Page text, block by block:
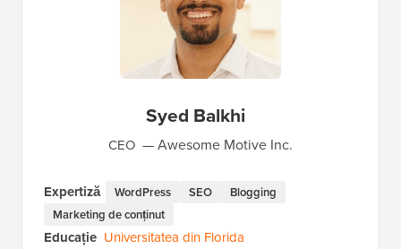
Syed Balkhi
CEO Awesome Motive Inc.
Expertiză WordPress SEO
Blogging
Marketing de conținut
Educație Universitatea din Florida